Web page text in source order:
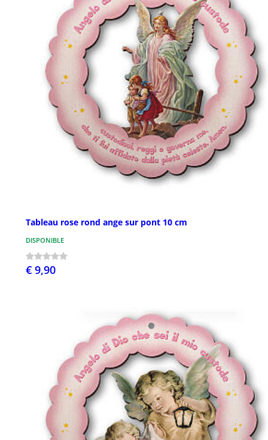
Tableau rose rond ange sur pont 10 cm
DISPONIBLE
€ 9,90